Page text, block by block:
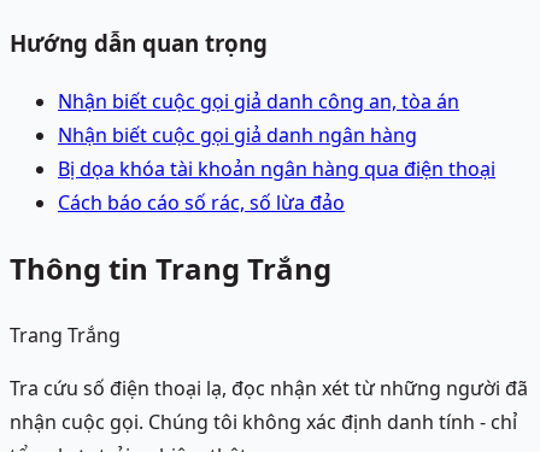
Hướng dẫn quan trọng
Nhận biết cuộc gọi giả danh công an, tòa án
Nhận biết cuộc gọi giả danh ngân hàng
Bị dọa khóa tài khoản ngân hàng qua điện thoại
Cách báo cáo số rác, số lừa đảo
Thông tin Trang Trắng
Trang Trắng
Tra cứu số điện thoại lạ, đọc nhận xét từ những người đã
nhận cuộc gọi. Chúng tôi không xác định danh tính - chỉ